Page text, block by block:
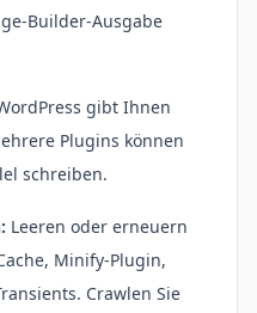
Builder-Ausgabe
gibt Ihnen
Plugins können
schreiben.
Leeren oder erneuern
Minify-Plugin,
Crawlen Sie